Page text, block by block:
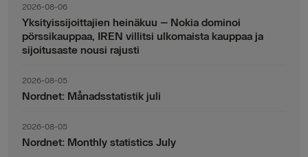
2026-08-06
Yksityissijoittajien heinäkuu – Nokia dominoi
pörssikauppaa, IREN villitsi ulkomaista kauppaa ja
sijoitusaste nousi rajusti
2026-08-05
Nordnet: Månadsstatistik juli
2026-08-05
Nordnet: Monthly statistics July